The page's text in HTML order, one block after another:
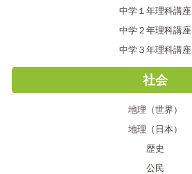
中学１年理科講座
中学２年理科講座
中学３年理科講座
社会
地理（世界）
地理（日本）
歴史
公民